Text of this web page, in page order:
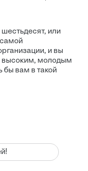
или
и вы
высоким, молодым
бы вам в такой